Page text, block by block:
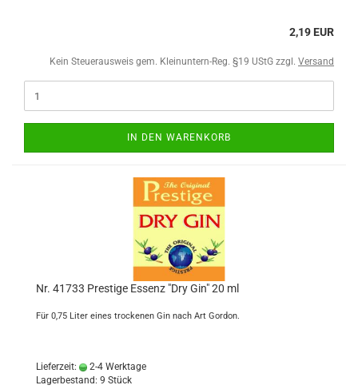
2,19 EUR
Kein Steuerausweis gem. Kleinuntern-Reg. §19 UStG zzgl. Versand
IN DEN WARENKORB
Nr. 41733 Prestige Essenz "Dry Gin" 20 ml
Für 0,75 Liter eines trockenen Gin nach Art Gordon.
Lieferzeit:
2-4 Werktage
Lagerbestand: 9 Stück